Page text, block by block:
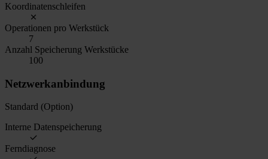
Koordinatenschleifen
Operationen pro Werkstück
7
Anzahl Speicherung Werkstücke
100
Netzwerkanbindung
Standard (Option)
Interne Datenspeicherung
Ferndiagnose